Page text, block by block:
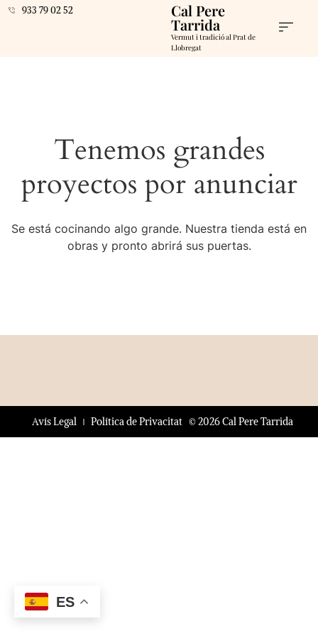
933 79 02 52 Cal Pere
Tarrida
Vermut i tradició al Prat de
Llobregat
Tenemos grandes
proyectos por anunciar
Se está cocinando algo grande. Nuestra tienda está en
obras y pronto abrirá sus puertas.
© 2026 Cal Pere Tarrida
Avís Legal Política de Privacitat
ES